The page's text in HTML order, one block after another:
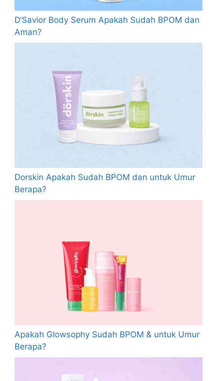
D’Savior Body Serum Apakah Sudah BPOM dan
Aman?
Dorskin Apakah Sudah BPOM dan untuk Umur
Berapa?
Apakah Glowsophy Sudah BPOM & untuk Umur
Berapa?